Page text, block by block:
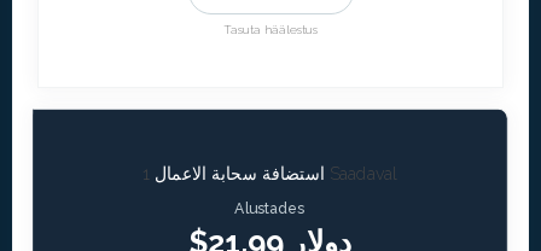
Tasuta häälestus
استضافة سحابة الاعمال 1 Saadaval
Alustades
$21.99 دولار